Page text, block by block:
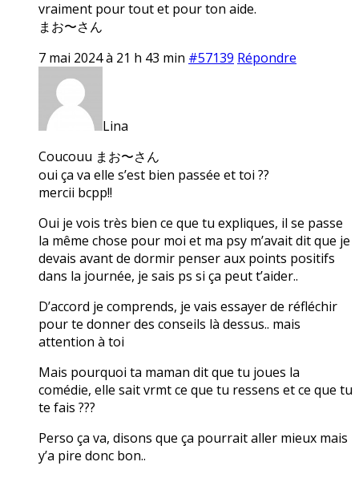
vraiment pour tout et pour ton aide.
まお〜さん
7 mai 2024 à 21 h 43 min #57139 Répondre
Lina
Coucouu まお〜さん
oui ça va elle s’est bien passée et toi ??
mercii bcpp!!
Oui je vois très bien ce que tu expliques, il se passe
la même chose pour moi et ma psy m’avait dit que je
devais avant de dormir penser aux points positifs
dans la journée, je sais ps si ça peut t’aider..
D’accord je comprends, je vais essayer de réfléchir
pour te donner des conseils là dessus.. mais
attention à toi
Mais pourquoi ta maman dit que tu joues la
comédie, elle sait vrmt ce que tu ressens et ce que tu
te fais ???
Perso ça va, disons que ça pourrait aller mieux mais
y’a pire donc bon..